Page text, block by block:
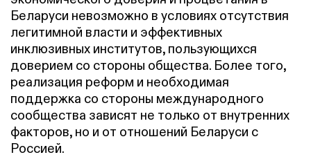
Беларуси невозможно в условиях отсутствия
легитимной власти и эффективных
инклюзивных институтов, пользующихся
доверием со стороны общества. Более того,
реализация реформ и необходимая
поддержка со стороны международного
сообщества зависят не только от внутренних
факторов, но и от отношений Беларуси с
Россией.